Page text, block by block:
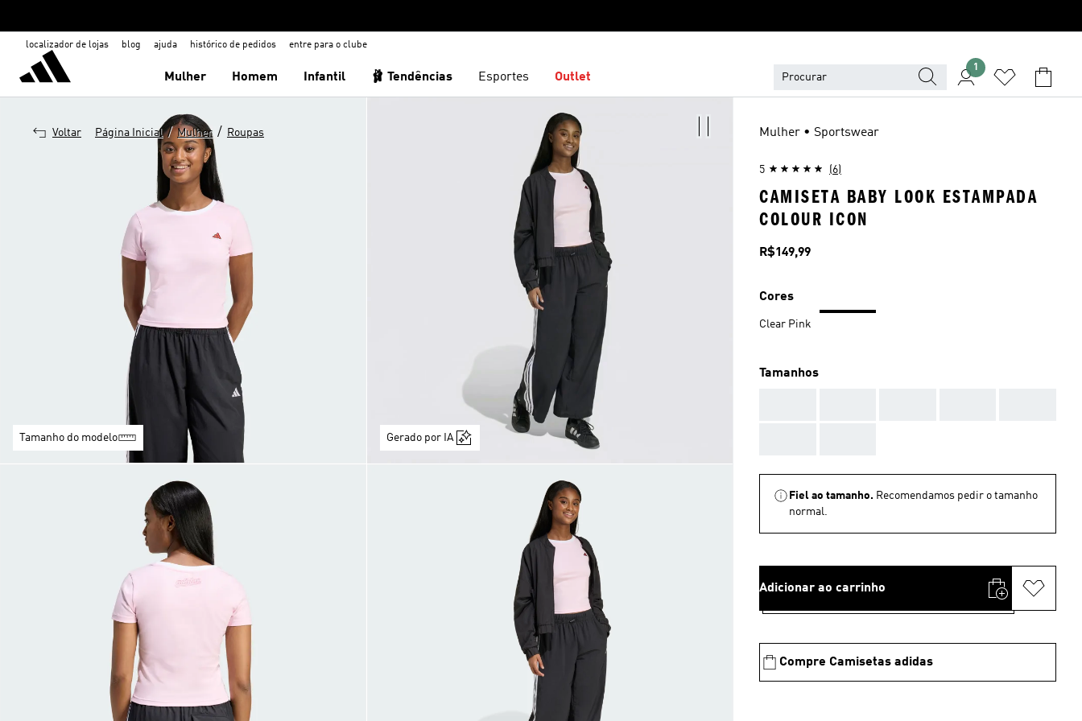
localizador de lojas blog ajuda histórico de pedidos entre para o clube
Mulher Homem Infantil 🩰 Tendências Esportes Outlet
1
Voltar Página Inicial / Mulher / Roupas
Tamanho do modelo Gerado por IA
Mulher • Sportswear
5 (6)
CAMISETA BABY LOOK ESTAMPADA
COLOUR ICON
Preço
R$149,99
Cores
Clear Pink
Tamanhos
Fiel ao tamanho. Recomendamos pedir o tamanho
normal.
Adicionar ao carrinho
Compre Camisetas adidas